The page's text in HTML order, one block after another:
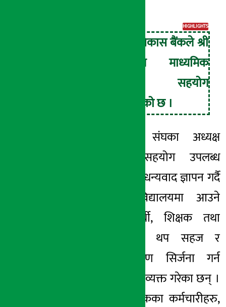
HIGHLIGHTS
कामना सेवा विकास बैंकले श्री
जन ज्योति माध्यमिक
विद्यालयमा सहयोग
हस्तान्तरण गरेको छ ।
शिक्षक-अभिभावक संघका अध्यक्ष
भट्टराईले उक्त सहयोग उपलब्ध
गराएकोमा बैंकप्रति धन्यवाद ज्ञापन गर्दै
सो सहयोगले विद्यालयमा आउने
अभिभावक, विद्यार्थी, शिक्षक तथा
सेवाग्राहीका लागि थप सहज र
व्यवस्थित वातावरण सिर्जना गर्न
सहयोग पुग्ने विश्वास व्यक्त गरेका छन् ।
उक्त कार्यक्रममा बैंकका कर्मचारीहरु,